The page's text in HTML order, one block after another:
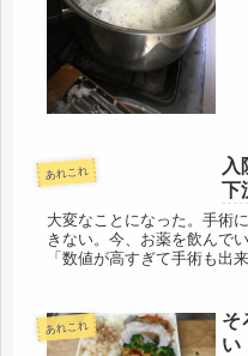
あれこれ
入
下
大変なことになった。手術
きない。今、お薬を飲んで
「数値が高すぎて手術も出
あれこれ
そ
い